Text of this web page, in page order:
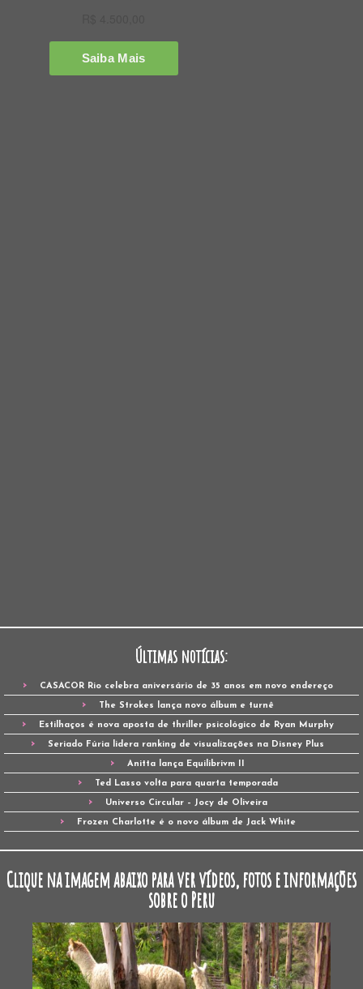
Últimas notícias:
CASACOR Rio celebra aniversário de 35 anos em novo endereço
The Strokes lança novo álbum e turnê
Estilhaços é nova aposta de thriller psicológico de Ryan Murphy
Seriado Fúria lidera ranking de visualizações na Disney Plus
Anitta lança Equilibrivm II
Ted Lasso volta para quarta temporada
Universo Circular – Jocy de Oliveira
Frozen Charlotte é o novo álbum de Jack White
Clique na imagem abaixo para ver vídeos, fotos e informações
sobre o Peru